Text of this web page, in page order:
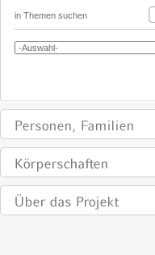
in Themen suchen